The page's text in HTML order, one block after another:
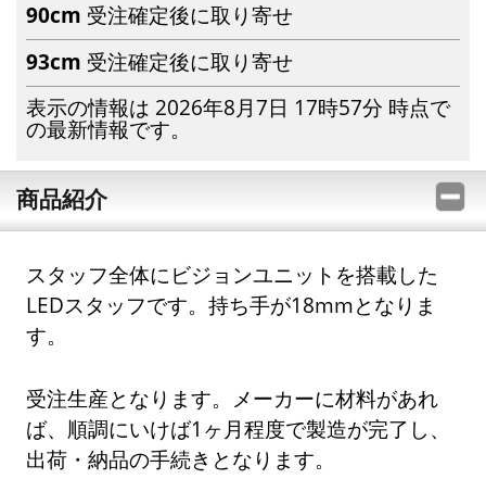
90cm 受注確定後に取り寄せ
93cm 受注確定後に取り寄せ
表示の情報は 2026年8月7日 17時57分 時点で
の最新情報です。
商品紹介
スタッフ全体にビジョンユニットを搭載した
LEDスタッフです。持ち手が18mmとなりま
す。
受注生産となります。メーカーに材料があれ
ば、順調にいけば1ヶ月程度で製造が完了し、
出荷・納品の手続きとなります。